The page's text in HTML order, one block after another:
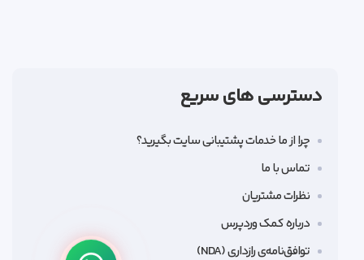
دسترسی های سریع
چرا از ما خدمات پشتیبانی سایت بگیرید؟
تماس با ما
نظرات مشتریان
درباره کمک وردپرس
توافق‌نامه‌ی رازداری (NDA)